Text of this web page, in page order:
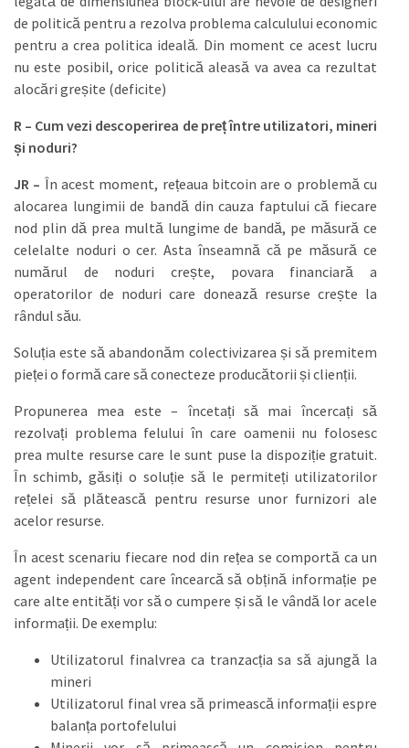
de politică pentru a rezolva problema calculului economic
pentru a crea politica ideală. Din moment ce acest lucru
nu este posibil, orice politică aleasă va avea ca rezultat
alocări greșite (deficite)
R – Cum vezi descoperirea de preț între utilizatori, mineri
și noduri?
JR – În acest moment, rețeaua bitcoin are o problemă cu
alocarea lungimii de bandă din cauza faptului că fiecare
nod plin dă prea multă lungime de bandă, pe măsură ce
celelalte noduri o cer. Asta înseamnă că pe măsură ce
numărul de noduri crește, povara financiară a
operatorilor de noduri care donează resurse crește la
rândul său.
Soluția este să abandonăm colectivizarea și să premitem
pieței o formă care să conecteze producătorii și clienții.
Propunerea mea este – încetați să mai încercați să
rezolvați problema felului în care oamenii nu folosesc
prea multe resurse care le sunt puse la dispoziție gratuit.
În schimb, găsiți o soluție să le permiteți utilizatorilor
rețelei să plătească pentru resurse unor furnizori ale
acelor resurse.
În acest scenariu fiecare nod din rețea se comportă ca un
agent independent care încearcă să obțină informație pe
care alte entități vor să o cumpere și să le vândă lor acele
informații. De exemplu:
Utilizatorul finalvrea ca tranzacția sa să ajungă la
mineri
Utilizatorul final vrea să primească informații espre
balanța portofelului